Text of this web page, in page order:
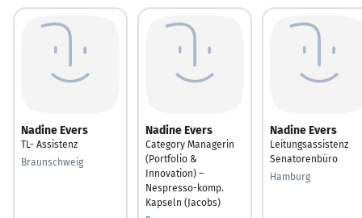
Nadine Evers
TL- Assistenz
Braunschweig
Nadine Evers
Category Managerin
(Portfolio &
Innovation) –
Nespresso-komp.
Kapseln (Jacobs)
Nadine Evers
Leitungsassistenz
Senatorenbüro
Hamburg